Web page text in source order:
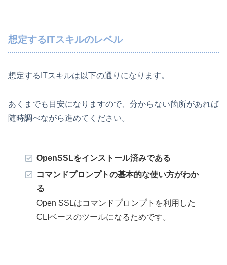
想定するITスキルのレベル
想定するITスキルは以下の通りになります。
あくまでも目安になりますので、分からない箇所があれば
随時調べながら進めてください。
OpenSSLをインストール済みである
コマンドプロンプトの基本的な使い方がわか
る
Open SSLはコマンドプロンプトを利用した
CLIベースのツールになるためです。